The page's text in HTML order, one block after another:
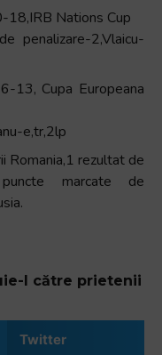
Nations Cup
penalizare-2,Vlaicu-
13, Cupa Europeana
e,tr,2lp
Romania,1 rezultat de
marcate de
l către prietenii
Twitter